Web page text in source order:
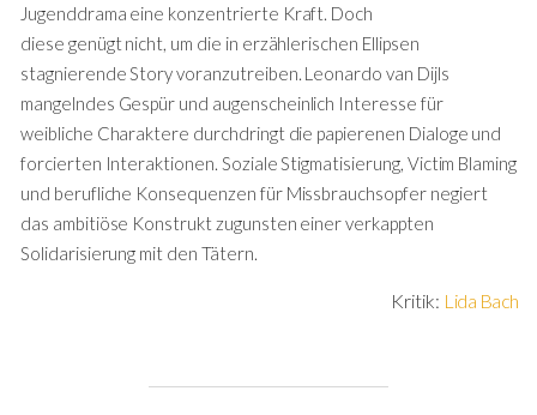
Jugenddrama eine konzentrierte Kraft. Doch
diese genügt nicht, um die in erzählerischen Ellipsen
stagnierende Story voranzutreiben. Leonardo van Dijls
mangelndes Gespür und augenscheinlich Interesse für
weibliche Charaktere durchdringt die papierenen Dialoge und
forcierten Interaktionen. Soziale Stigmatisierung, Victim Blaming
und berufliche Konsequenzen für Missbrauchsopfer negiert
das ambitiöse Konstrukt zugunsten einer verkappten
Solidarisierung mit den Tätern.
Kritik: Lida Bach